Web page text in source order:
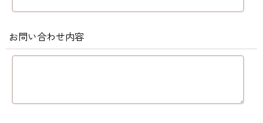
お問い合わせ内容